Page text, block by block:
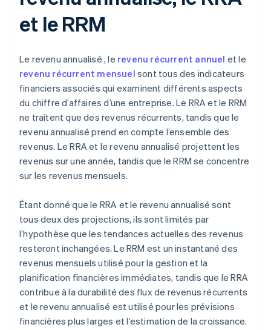
et le RRM
Le revenu annualisé , le revenu récurrent annuel et le
revenu récurrent mensuel sont tous des indicateurs
financiers associés qui examinent différents aspects
du chiffre d’affaires d’une entreprise. Le RRA et le RRM
ne traitent que des revenus récurrents, tandis que le
revenu annualisé prend en compte l’ensemble des
revenus. Le RRA et le revenu annualisé projettent les
revenus sur une année, tandis que le RRM se concentre
sur les revenus mensuels.
Étant donné que le RRA et le revenu annualisé sont
tous deux des projections, ils sont limités par
l’hypothèse que les tendances actuelles des revenus
resteront inchangées. Le RRM est un instantané des
revenus mensuels utilisé pour la gestion et la
planification financières immédiates, tandis que le RRA
contribue à la durabilité des flux de revenus récurrents
et le revenu annualisé est utilisé pour les prévisions
financières plus larges et l’estimation de la croissance.